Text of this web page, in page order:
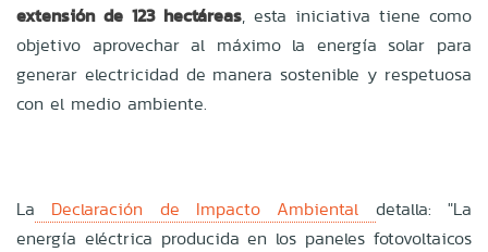
extensión de 123 hectáreas, esta iniciativa tiene como
objetivo aprovechar al máximo la energía solar para
generar electricidad de manera sostenible y respetuosa
con el medio ambiente.
La Declaración de Impacto Ambiental detalla:"La
energía eléctrica producida en los paneles fotovoltaicos